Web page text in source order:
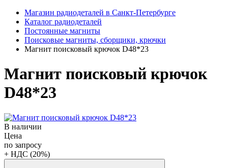
Магазин радиодеталей в Санкт-Петербурге
Каталог радиодеталей
Постоянные магниты
Поисковые магниты, сборщики, крючки
Магнит поисковый крючок D48*23
Магнит поисковый крючок
D48*23
В наличии
Цена
по запросу
+ НДС (20%)